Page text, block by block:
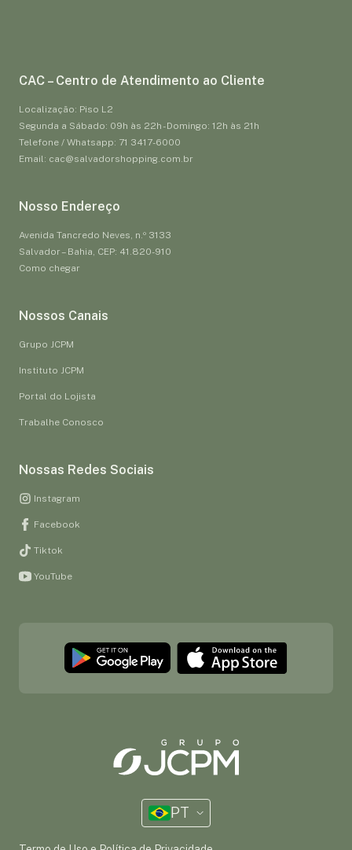
CAC – Centro de Atendimento ao Cliente
Localização: Piso L2
Segunda a Sábado: 09h às 22h - Domingo: 12h às 21h
Telefone / Whatsapp: 71 3417-6000
Email: cac@salvadorshopping.com.br
Nosso Endereço
Avenida Tancredo Neves, n.º 3133
Salvador – Bahia, CEP: 41.820-910
Como chegar
Nossos Canais
Grupo JCPM
Instituto JCPM
Portal do Lojista
Trabalhe Conosco
Nossas Redes Sociais
Instagram
Facebook
Tiktok
YouTube
PT